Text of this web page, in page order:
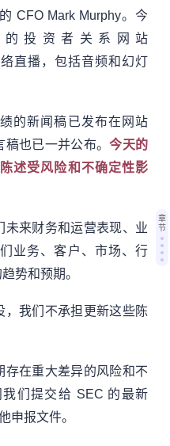
CFO Mark Murphy。今
投资者关系网站
络直播，包括音频和幻灯
的新闻稿已发布在网站
稿也已一并公布。今天的
述受风险和不确定性影
来财务和运营表现、业
业务、客户、市场、行
势和预期。
，我们不承担更新这些陈
存在重大差异的风险和不
们提交给 SEC 的最新
申报文件。
章
节